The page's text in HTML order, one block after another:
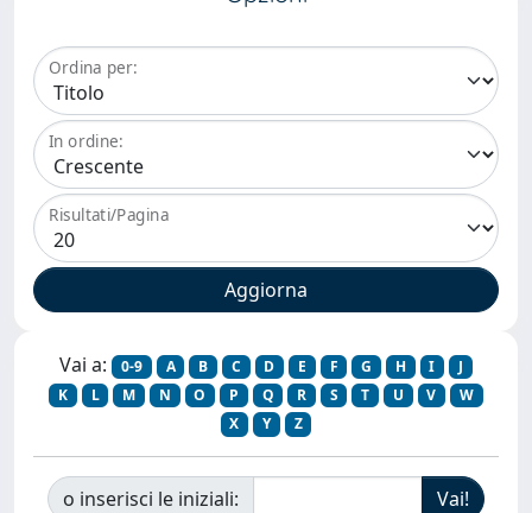
Ordina per:
In ordine:
Risultati/Pagina
Vai a: 0-9 A B C D E F G H I
J
K
L M N O P Q R S T U V
W
X
Y Z
o inserisci le iniziali: